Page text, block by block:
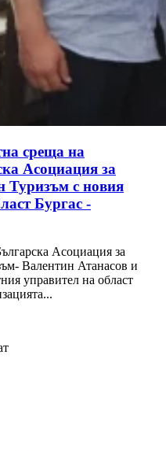
среща на
Асоциация за
Туризъм с новия
Бургас -
Асоциация за
Валентин Атанасов и
управител на област